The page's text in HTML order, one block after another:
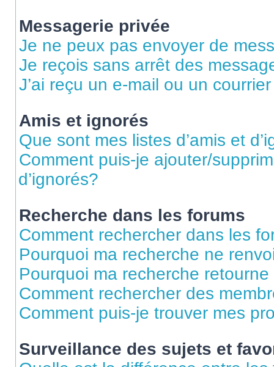
Messagerie privée
Je ne peux pas envoyer de
Je reçois sans arrêt des
J’ai reçu un e-mail ou un
Amis et ignorés
Que sont mes listes d’amis et
Comment puis-je ajouter/
d’ignorés?
Recherche dans les forums
Comment rechercher dans les
Pourquoi ma recherche ne
Pourquoi ma recherche
Comment rechercher des
Comment puis-je trouver mes
Surveillance des sujets et